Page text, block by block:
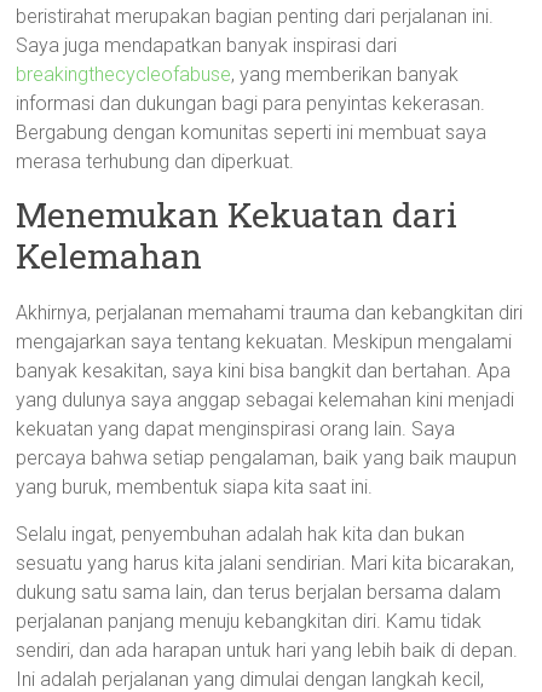
beristirahat merupakan bagian penting dari perjalanan ini.
Saya juga mendapatkan banyak inspirasi dari
breakingthecycleofabuse, yang memberikan banyak
informasi dan dukungan bagi para penyintas kekerasan.
Bergabung dengan komunitas seperti ini membuat saya
merasa terhubung dan diperkuat.
Menemukan Kekuatan dari
Kelemahan
Akhirnya, perjalanan memahami trauma dan kebangkitan diri
mengajarkan saya tentang kekuatan. Meskipun mengalami
banyak kesakitan, saya kini bisa bangkit dan bertahan. Apa
yang dulunya saya anggap sebagai kelemahan kini menjadi
kekuatan yang dapat menginspirasi orang lain. Saya
percaya bahwa setiap pengalaman, baik yang baik maupun
yang buruk, membentuk siapa kita saat ini.
Selalu ingat, penyembuhan adalah hak kita dan bukan
sesuatu yang harus kita jalani sendirian. Mari kita bicarakan,
dukung satu sama lain, dan terus berjalan bersama dalam
perjalanan panjang menuju kebangkitan diri. Kamu tidak
sendiri, dan ada harapan untuk hari yang lebih baik di depan.
Ini adalah perjalanan yang dimulai dengan langkah kecil,